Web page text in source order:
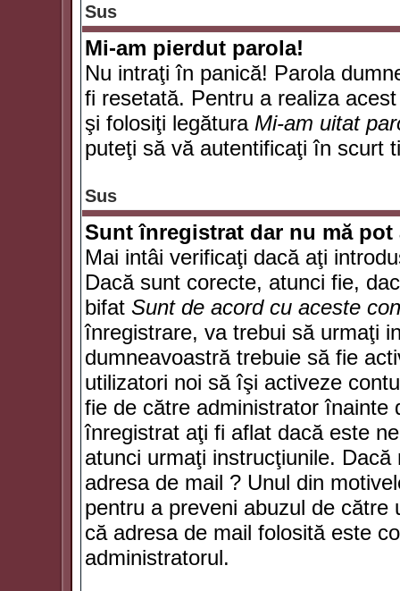
Sus
Mi-am pierdut parola!
Nu intraţi în panică! Parola
fi resetată. Pentru a realiza
şi folosiţi legătura Mi-am uitat
puteţi să vă autentificaţi în scurt
Sus
Sunt înregistrat dar nu mă
Mai intâi verificaţi dacă aţi
Dacă sunt corecte, atunci fie,
bifat Sunt de acord cu aceste
înregistrare, va trebui să urmaţi
dumneavoastră trebuie să fie
utilizatori noi să îşi activeze
fie de către administrator înainte
înregistrat aţi fi aflat dacă este
atunci urmaţi instrucţiunile.
adresa de mail ? Unul din
pentru a preveni abuzul de către
că adresa de mail folosită este
administratorul.